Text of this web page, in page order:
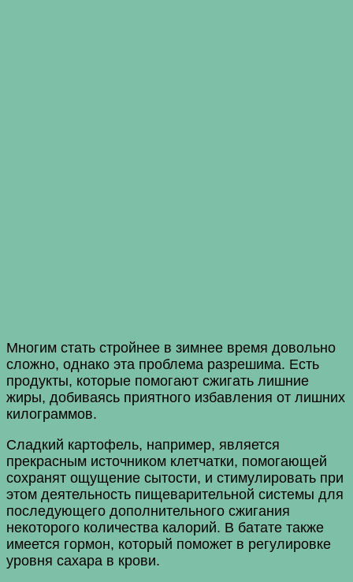
Многим стать стройнее в зимнее время довольно
сложно, однако эта проблема разрешима. Есть
продукты, которые помогают сжигать лишние
жиры, добиваясь приятного избавления от лишних
килограммов.
Сладкий картофель, например, является
прекрасным источником клетчатки, помогающей
сохранят ощущение сытости, и стимулировать при
этом деятельность пищеварительной системы для
последующего дополнительного сжигания
некоторого количества калорий. В батате также
имеется гормон, который поможет в регулировке
уровня сахара в крови.